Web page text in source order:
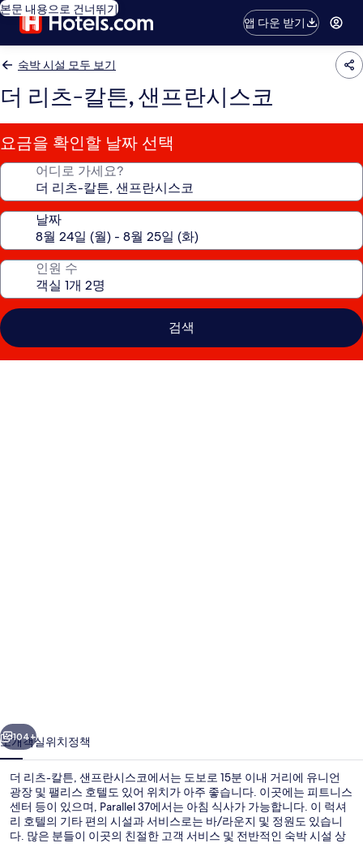
본문 내용으로 건너뛰기
앱 다운 받기
숙박 시설 모두 보기
더 리츠-칼튼, 샌프란시스코
요금을 확인할 날짜 선택
어디로 가세요?
날짜
인원 수
검색
란
시
스
코
의
다음
104+
소개객실위치정책
더 리츠-칼튼, 샌프란시스코에서는 도보로 15분 이내 거리에 유니언
광장 및 팰리스 호텔도 있어 위치가 아주 좋습니다. 이곳에는 피트니스
센터 등이 있으며, Parallel 37에서는 아침 식사가 가능합니다. 이 럭셔
리 호텔의 기타 편의 시설과 서비스로는 바/라운지 및 정원도 있습니
다. 많은 분들이 이곳의 친절한 고객 서비스 및 전반적인 숙박 시설 상